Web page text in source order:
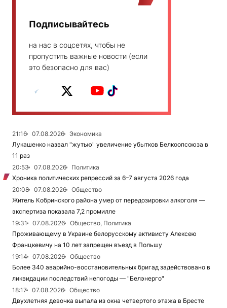
Подписывайтесь
на нас в соцсетях, чтобы не
пропустить важные новости (если
это безопасно для вас)
21:16 07.08.2026
Экономика
Лукашенко назвал "жутью" увеличение убытков Белкоопсоюза в
11 раз
20:53
07.08.2026
Политика
Хроника политических репрессий за 6–7 августа 2026 года
20:08
07.08.2026
Общество
Житель Кобринского района умер от передозировки алкоголя —
экспертиза показала 7,2 промилле
19:31
07.08.2026
Общество, Политика
Проживающему в Украине белорусскому активисту Алексею
Францкевичу на 10 лет запрещен въезд в Польшу
19:14
07.08.2026
Общество
Более 340 аварийно-восстановительных бригад задействовано в
ликвидации последствий непогоды — "Белэнерго"
18:17
07.08.2026
Общество
Двухлетняя девочка выпала из окна четвертого этажа в Бресте